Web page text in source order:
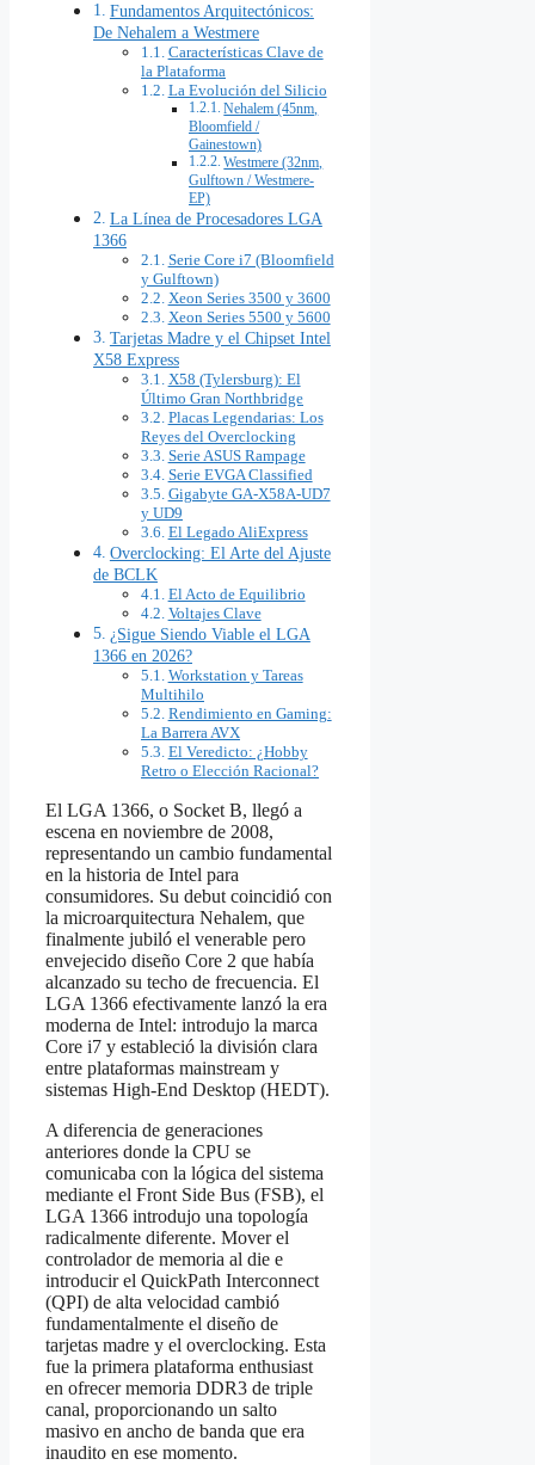
Fundamentos Arquitectónicos:
De Nehalem a Westmere
Características Clave de
la Plataforma
La Evolución del Silicio
Nehalem (45nm,
Bloomfield /
Gainestown)
Westmere (32nm,
Gulftown / Westmere-
EP)
La Línea de Procesadores LGA
1366
Serie Core i7 (Bloomfield
y Gulftown)
Xeon Series 3500 y 3600
Xeon Series 5500 y 5600
Tarjetas Madre y el Chipset Intel
X58 Express
X58 (Tylersburg): El
Último Gran Northbridge
Placas Legendarias: Los
Reyes del Overclocking
Serie ASUS Rampage
Serie EVGA Classified
Gigabyte GA-X58A-UD7
y UD9
El Legado AliExpress
Overclocking: El Arte del Ajuste
de BCLK
El Acto de Equilibrio
Voltajes Clave
¿Sigue Siendo Viable el LGA
1366 en 2026?
Workstation y Tareas
Multihilo
Rendimiento en Gaming:
La Barrera AVX
El Veredicto: ¿Hobby
Retro o Elección Racional?
El LGA 1366, o Socket B, llegó a
escena en noviembre de 2008,
representando un cambio fundamental
en la historia de Intel para
consumidores. Su debut coincidió con
la microarquitectura Nehalem, que
finalmente jubiló el venerable pero
envejecido diseño Core 2 que había
alcanzado su techo de frecuencia. El
LGA 1366 efectivamente lanzó la era
moderna de Intel: introdujo la marca
Core i7 y estableció la división clara
entre plataformas mainstream y
sistemas High-End Desktop (HEDT).
A diferencia de generaciones
anteriores donde la CPU se
comunicaba con la lógica del sistema
mediante el Front Side Bus (FSB), el
LGA 1366 introdujo una topología
radicalmente diferente. Mover el
controlador de memoria al die e
introducir el QuickPath Interconnect
(QPI) de alta velocidad cambió
fundamentalmente el diseño de
tarjetas madre y el overclocking. Esta
fue la primera plataforma enthusiast
en ofrecer memoria DDR3 de triple
canal, proporcionando un salto
masivo en ancho de banda que era
inaudito en ese momento.